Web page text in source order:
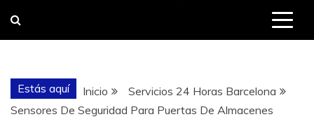
Estás aquí Inicio
Servicios 24 Horas Barcelona
Sensores De Seguridad Para Puertas De Almacenes